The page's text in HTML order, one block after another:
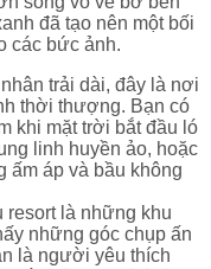
đã tạo nên một bối
các bức ảnh.
trải dài, đây là nơi
thời thượng. Bạn có
khi mặt trời bắt đầu ló
linh huyền ảo, hoặc
ấm áp và bầu không
resort là những khu
những góc chụp ấn
là người yêu thích